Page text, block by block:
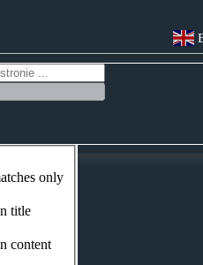
only
title
content